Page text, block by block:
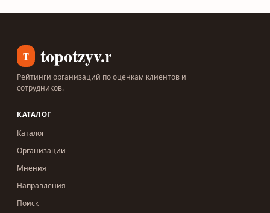
T topotzyv.ru
Рейтинги организаций по оценкам клиентов и
сотрудников.
КАТАЛОГ
Каталог
Организации
Мнения
Направления
Поиск